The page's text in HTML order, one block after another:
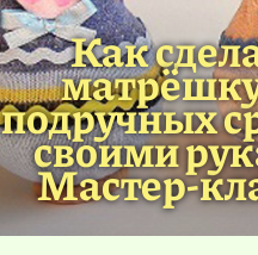
Как
подручных
своими
Мастер-